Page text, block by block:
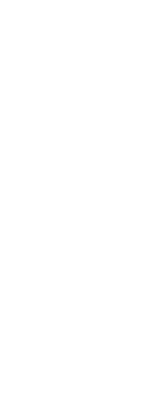
mandam recado a
convocação da
Copa